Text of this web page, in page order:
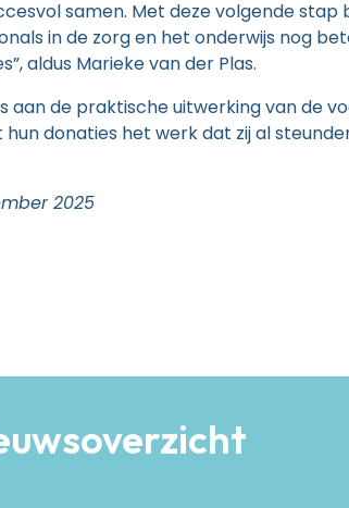
samen. Met deze volgende
in de zorg en het onderwijs nog
aldus Marieke van der Plas.
aan de praktische uitwerking van de
donaties het werk dat zij al
2025
Zoekt Seksuoloog NVVS
Registreer Voor Webinar 4